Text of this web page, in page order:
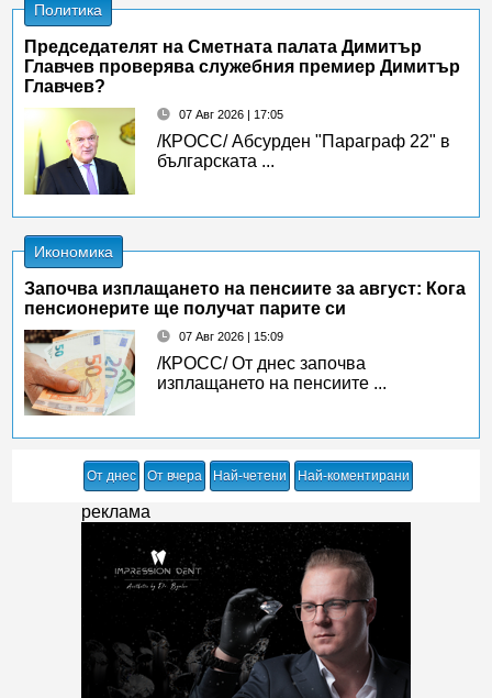
Политика
Председателят на Сметната палата Димитър
Главчев проверява служебния премиер Димитър
Главчев?
07 Авг 2026 | 17:05
/КРОСС/ Абсурден "Параграф 22" в
българската ...
Икономика
Започва изплащането на пенсиите за август: Кога
пенсионерите ще получат парите си
07 Авг 2026 | 15:09
/КРОСС/ От днес започва
изплащането на пенсиите ...
От днес От вчера Най-четени Най-коментирани
реклама